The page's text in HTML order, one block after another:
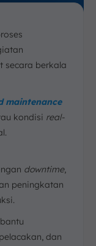
secara berkala
maintenance
kondisi real-
downtime,
peningkatan
dan